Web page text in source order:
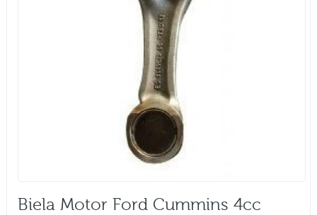
Biela Motor Ford Cummins 4cc